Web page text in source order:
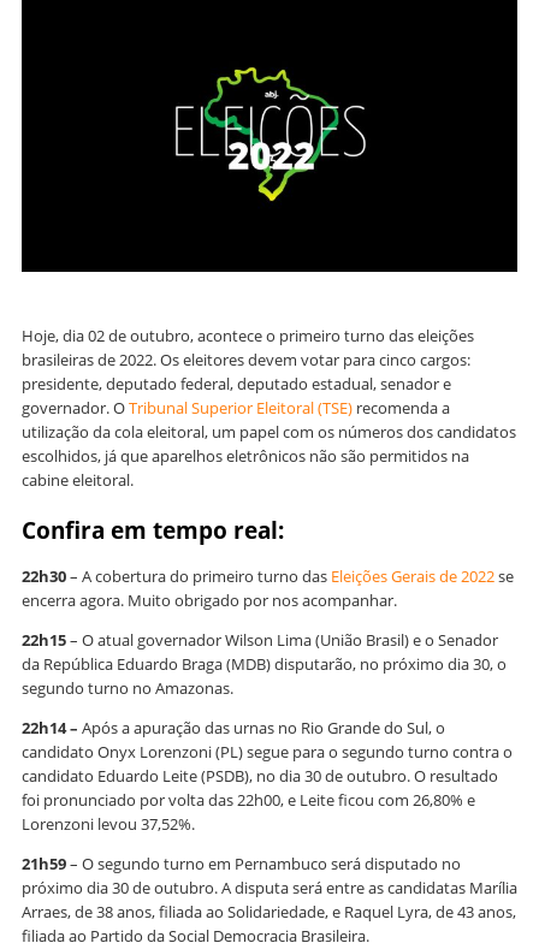
Hoje, dia 02 de outubro, acontece o primeiro turno das eleições
brasileiras de 2022. Os eleitores devem votar para cinco cargos:
presidente, deputado federal, deputado estadual, senador e
governador. OTribunal Superior Eleitoral (TSE) recomenda a
utilização da cola eleitoral, um papel com os números dos candidatos
escolhidos, já que aparelhos eletrônicos não são permitidos na
cabine eleitoral.
Confira em tempo real:
22h30– A cobertura do primeiro turno das Eleições Gerais de 2022se
encerra agora. Muito obrigado por nos acompanhar.
22h15– O atual governador Wilson Lima (União Brasil) e o Senador
da República Eduardo Braga (MDB) disputarão, no próximo dia 30, o
segundo turno no Amazonas.
22h14 – Após a apuração das urnas no Rio Grande do Sul, o
candidato Onyx Lorenzoni (PL) segue para o segundo turno contra o
candidato Eduardo Leite (PSDB), no dia 30 de outubro. O resultado
foi pronunciado por volta das 22h00, e Leite ficou com 26,80% e
Lorenzoni levou 37,52%.
21h59– O segundo turno em Pernambuco será disputado no
próximo dia 30 de outubro. A disputa será entre as candidatas Marília
Arraes, de 38 anos, filiada ao Solidariedade, e Raquel Lyra, de 43 anos,
filiada ao Partido da Social Democracia Brasileira.